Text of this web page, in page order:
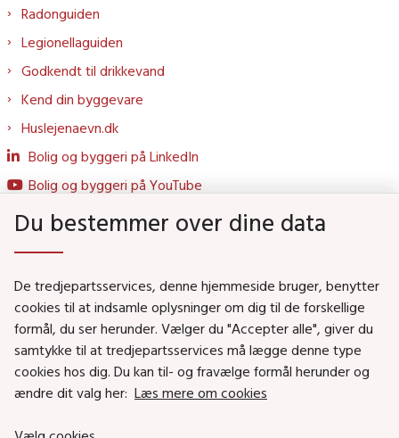
Radonguiden
Legionellaguiden
Godkendt til drikkevand
Kend din byggevare
Huslejenaevn.dk
Bolig og byggeri på LinkedIn
Bolig og byggeri på YouTube
Social- og Boligministeriet
Job i Social- og Boligstyrelsen
Puljer og tilskud
Nyhedsbreve
Du bestemmer over dine data
De tredjepartsservices, denne hjemmeside bruger, benytter
cookies til at indsamle oplysninger om dig til de forskellige
formål, du ser herunder. Vælger du "Accepter alle", giver du
samtykke til at tredjepartsservices må lægge denne type
cookies hos dig. Du kan til- og fravælge formål herunder og
ændre dit valg her: Læs mere om cookies